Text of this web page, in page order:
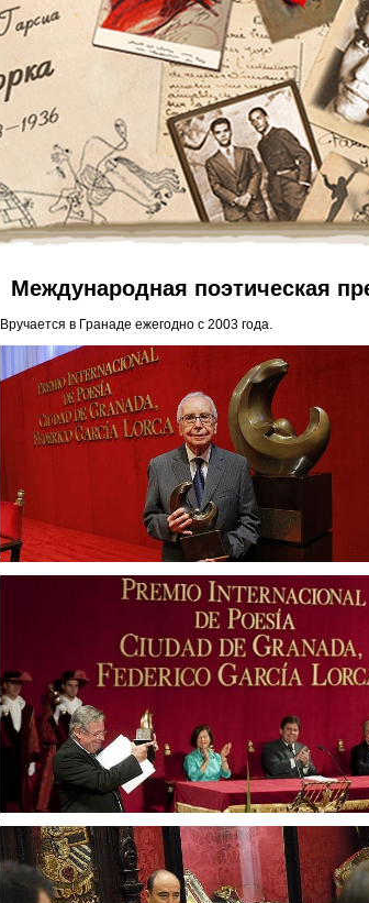
Международная поэтическая
Вручается в Гранаде ежегодно c 2003 года.